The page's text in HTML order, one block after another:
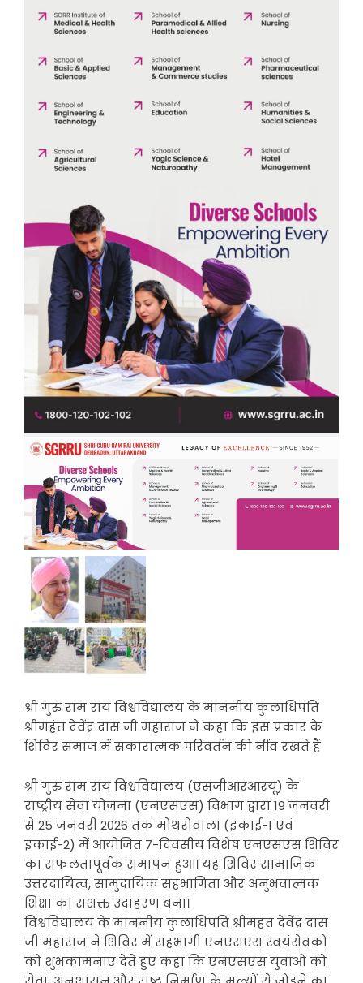
श्री गुरु राम राय विश्वविद्यालय के माननीय कुलाधिपति
श्रीमहंत देवेंद्र दास जी महाराज ने कहा कि इस प्रकार के
शिविर समाज में सकारात्मक परिवर्तन की नींव रखते हैं
श्री गुरु राम राय विश्वविद्यालय (एसजीआरआरयू) के
राष्ट्रीय सेवा योजना (एनएसएस) विभाग द्वारा 19 जनवरी
से 25 जनवरी 2026 तक मोथरोवाला (इकाई-1 एवं
इकाई-2) में आयोजित 7-दिवसीय विशेष एनएसएस शिविर
का सफलतापूर्वक समापन हुआ। यह शिविर सामाजिक
उत्तरदायित्व, सामुदायिक सहभागिता और अनुभवात्मक
शिक्षा का सशक्त उदाहरण बना।
विश्वविद्यालय के माननीय कुलाधिपति श्रीमहंत देवेंद्र दास
जी महाराज ने शिविर में सहभागी एनएसएस स्वयंसेवकों
को शुभकामनाएं देते हुए कहा कि एनएसएस युवाओं को